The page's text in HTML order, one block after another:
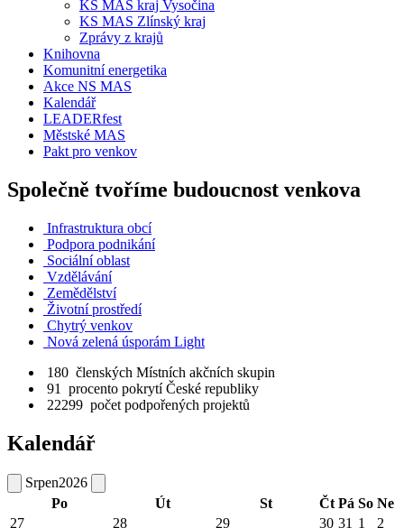
KS MAS kraj Vysočina
KS MAS Zlínský kraj
Zprávy z krajů
Knihovna
Komunitní energetika
Akce NS MAS
Kalendář
LEADERfest
Městské MAS
Pakt pro venkov
Společně tvoříme budoucnost venkova
Infrastruktura obcí
Podpora podnikání
Sociální oblast
Vzdělávání
Zemědělství
Životní prostředí
Chytrý venkov
Nová zelená úsporám Light
180 členských Místních akčních skupin
91
procento pokrytí České republiky
22299 počet podpořených projektů
Kalendář
Srpen2026
Po
Út St Čt Pá So Ne
27
28 29 30 31 1
2